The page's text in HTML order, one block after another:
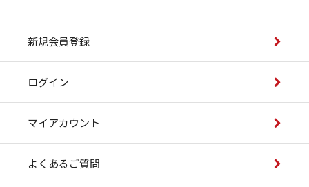
覧
のこだわり
新規会員登録
ログイン
マイアカウント
よくあるご質問